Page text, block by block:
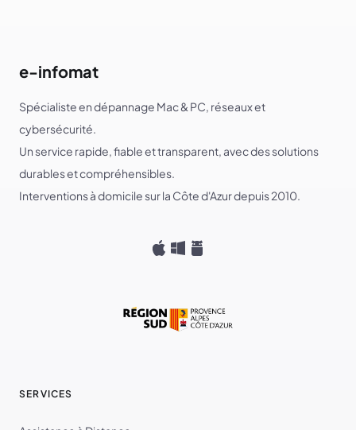
e-infomat
Spécialiste en dépannage Mac & PC, réseaux et
cybersécurité.
Un service rapide, fiable et transparent, avec des solutions
durables et compréhensibles.
Interventions à domicile sur la Côte d'Azur depuis 2010.
SERVICES